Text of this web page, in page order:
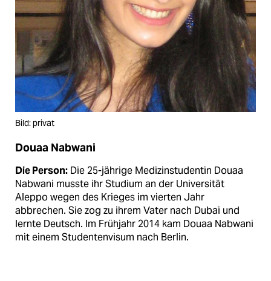
Bild: privat
Douaa Nabwani
Die Person: Die 25-jährige Medizinstudentin Douaa
Nabwani musste ihr Studium an der Universität
Aleppo wegen des Krieges im vierten Jahr
abbrechen. Sie zog zu ihrem Vater nach Dubai und
lernte Deutsch. Im Frühjahr 2014 kam Douaa Nabwani
mit einem Studentenvisum nach Berlin.